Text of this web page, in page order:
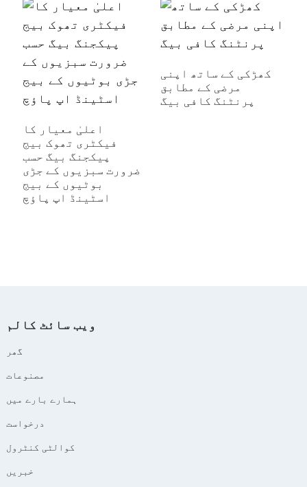
اعلیٰ معیار کا
فیکٹری تھوک بیج
پیکجنگ بیگ حسب
ضرورت سبزیوں کے جڑی
بوٹیوں کے بیج
اسٹینڈ اپ پاؤچ
کھڑکی کے ساتھ اپنی
مرضی کے مطابق
پرنٹنگ کافی بیگ
ویب سائٹ کالم
گھر
مصنوعات
ہمارے بارے میں
درخواست
کوالٹی کنٹرول
خبریں